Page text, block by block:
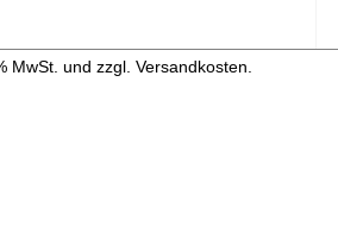
MwSt. und zzgl. Versandkosten.